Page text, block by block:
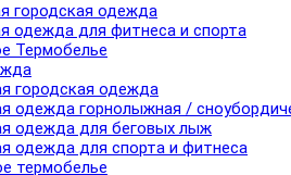
городская одежда
одежда для фитнеса и спорта
Термобелье
городская одежда
одежда горнолыжная /
одежда для беговых лыж
одежда для спорта и фитнеса
термобелье